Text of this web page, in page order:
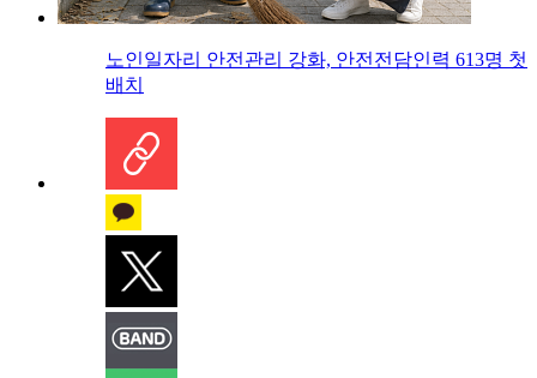
노인일자리 안전관리 강화, 안전전담인력 613명 첫
배치